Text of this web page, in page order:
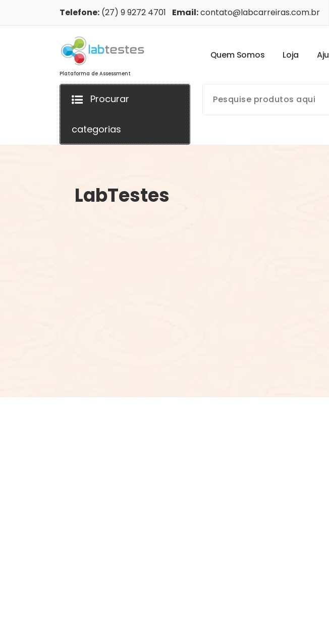
Telefone: (27) 9 9272 4701 Email:contato@labcarreiras.com.br
Plataforma de Assessment
Quem Somos Loja Aju
Procurar
categorias
LabTestes